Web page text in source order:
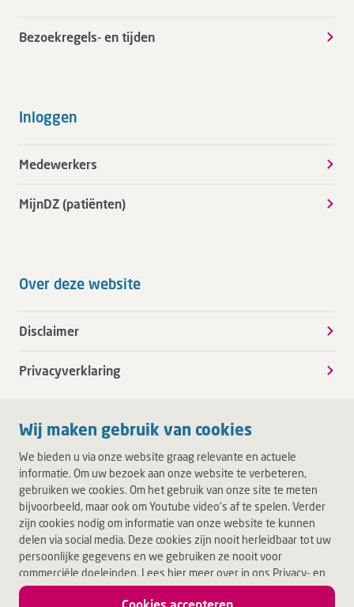
Wij maken gebruik van cookies
We bieden u via onze website graag relevante en actuele
informatie. Om uw bezoek aan onze website te verbeteren,
gebruiken we cookies. Om het gebruik van onze site te meten
bijvoorbeeld, maar ook om Youtube video's af te spelen. Verder
zijn cookies nodig om informatie van onze website te kunnen
delen via social media. Deze cookies zijn nooit herleidbaar tot uw
persoonlijke gegevens en we gebruiken ze nooit voor
commerciële doeleinden. Lees hier meer over in ons Privacy- en
Cookiebeleid. Door op Akkoord te klikken, accepteert u alle
Bezoekregels- en tijden
Inloggen
Medewerkers
MijnDZ (patiënten)
Over deze website
Disclaimer
Privacyverklaring